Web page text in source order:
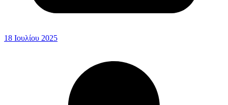
18 Ιουλίου 2025